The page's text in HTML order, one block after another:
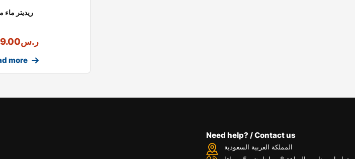
ريديتر ماء
ر.س
more
Need help? / Contact us
المملكة العربية السعودية